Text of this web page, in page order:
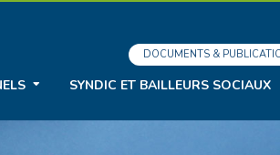
DOCUMENTS &
SYNDIC ET BAILLEURS SOCIAUX